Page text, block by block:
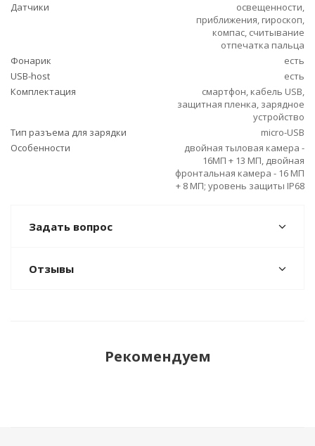
Датчики
освещенности,
приближения, гироскоп,
компас, считывание
отпечатка пальца
Фонарик
есть
USB-host
есть
Комплектация
смартфон, кабель USB,
защитная пленка, зарядное
устройство
Тип разъема для зарядки
micro-USB
Особенности
двойная тыловая камера -
16МП + 13 МП, двойная
фронтальная камера - 16 МП
+ 8 МП; уровень защиты IP68
Задать вопрос
Отзывы
Рекомендуем